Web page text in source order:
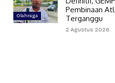
Olahraga
Pembinaan
Terganggu
2 Agustus 2026